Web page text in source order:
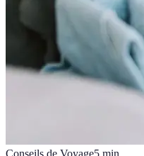
Conseils de Voyage5 min